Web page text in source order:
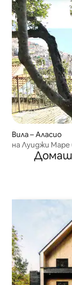
Вила – Аласио
на Луиджи Маре